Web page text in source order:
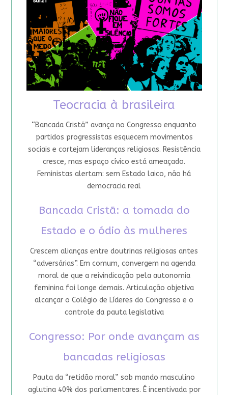
Teocracia à brasileira
“Bancada Cristã” avança no Congresso enquanto
partidos progressistas esquecem movimentos
sociais e cortejam lideranças religiosas. Resistência
cresce, mas espaço cívico está ameaçado.
Feministas alertam: sem Estado laico, não há
democracia real
Bancada Cristã: a tomada do
Estado e o ódio às mulheres
Crescem alianças entre doutrinas religiosas antes
“adversárias”. Em comum, convergem na agenda
moral de que a reivindicação pela autonomia
feminina foi longe demais. Articulação objetiva
alcançar o Colégio de Líderes do Congresso e o
controle da pauta legislativa
Congresso: Por onde avançam as
bancadas religiosas
Pauta da “retidão moral” sob mando masculino
aglutina 40% dos parlamentares. É incentivada por